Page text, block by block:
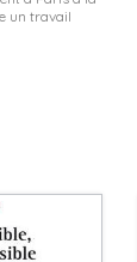
un travail